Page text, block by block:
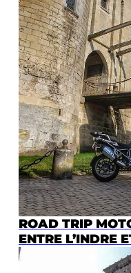
ROAD TRIP
ENTRE L’INDRE